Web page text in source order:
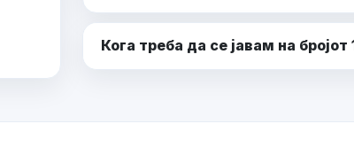
Кога треба да се јавам на бројот